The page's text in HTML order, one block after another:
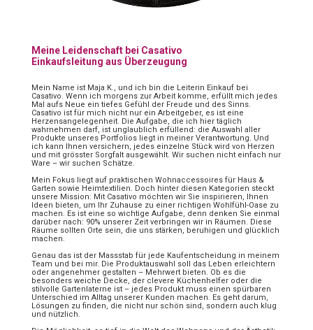
Meine Leidenschaft bei Casativo
Einkaufsleitung aus Überzeugung
Mein Name ist Maja K., und ich bin die Leiterin Einkauf bei
Casativo. Wenn ich morgens zur Arbeit komme, erfüllt mich jedes
Mal aufs Neue ein tiefes Gefühl der Freude und des Sinns.
Casativo ist für mich nicht nur ein Arbeitgeber, es ist eine
Herzensangelegenheit. Die Aufgabe, die ich hier täglich
wahrnehmen darf, ist unglaublich erfüllend: die Auswahl aller
Produkte unseres Portfolios liegt in meiner Verantwortung. Und
ich kann Ihnen versichern, jedes einzelne Stück wird von Herzen
und mit grösster Sorgfalt ausgewählt. Wir suchen nicht einfach nur
Ware – wir suchen Schätze.
Mein Fokus liegt auf praktischen Wohnaccessoires für Haus &
Garten sowie Heimtextilien. Doch hinter diesen Kategorien steckt
unsere Mission: Mit Casativo möchten wir Sie inspirieren, Ihnen
Ideen bieten, um Ihr Zuhause zu einer richtigen Wohlfühl-Oase zu
machen. Es ist eine so wichtige Aufgabe, denn denken Sie einmal
darüber nach: 90% unserer Zeit verbringen wir in Räumen. Diese
Räume sollten Orte sein, die uns stärken, beruhigen und glücklich
machen.
Genau das ist der Massstab für jede Kaufentscheidung in meinem
Team und bei mir. Die Produktauswahl soll das Leben erleichtern
oder angenehmer gestalten – Mehrwert bieten. Ob es die
besonders weiche Decke, der clevere Küchenhelfer oder die
stilvolle Gartenlaterne ist – jedes Produkt muss einen spürbaren
Unterschied im Alltag unserer Kunden machen. Es geht darum,
Lösungen zu finden, die nicht nur schön sind, sondern auch klug
und nützlich.